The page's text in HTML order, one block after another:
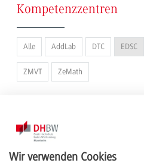
Kompetenzzentren
Alle AddLab DTC EDSC
ZMVT ZeMath
Laboringenieur Informatik
Rutesic, Petko, M.Sc.
Wissenschaftlicher Mitarbeiter
Wir verwenden Cookies